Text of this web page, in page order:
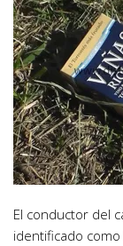
El conductor del
identificado